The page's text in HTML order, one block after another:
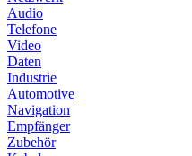
Audio
Telefone
Video
Daten
Industrie
Automotive
Navigation
Empfänger
Zubehör